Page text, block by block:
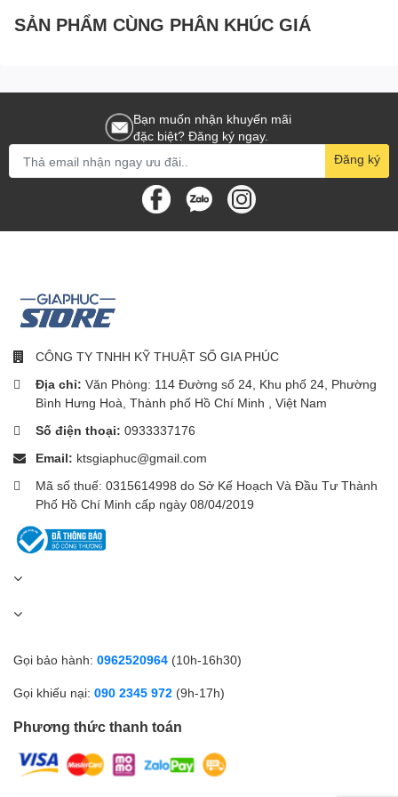
SẢN PHẨM CÙNG PHÂN KHÚC GIÁ
Bạn muốn nhận khuyến mãi
đặc biệt? Đăng ký ngay.
Đăng ký
CÔNG TY TNHH KỸ THUẬT SỐ GIA PHÚC
Địa chỉ: Văn Phòng: 114 Đường số 24, Khu phố 24, Phường
Bình Hưng Hoà, Thành phố Hồ Chí Minh , Việt Nam
Số điện thoại: 0933337176
Email: ktsgiaphuc@gmail.com
Mã số thuế: 0315614998 do Sở Kế Hoạch Và Đầu Tư Thành
Phố Hồ Chí Minh cấp ngày 08/04/2019
Gọi bảo hành: 0962520964 (10h-16h30)
Gọi khiếu nại: 090 2345 972 (9h-17h)
Phương thức thanh toán